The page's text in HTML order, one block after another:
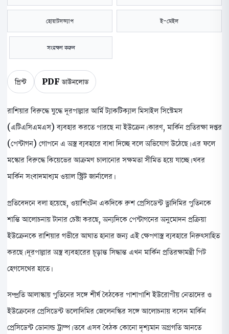
হোয়াটসঅ্যাপ ই-মেইল
সংরক্ষণ করুন
প্রিন্ট PDF ডাউনলোড
রাশিয়ার বিরুদ্ধে যুদ্ধে দূরপাল্লার আর্মি ট্যাকটিক্যাল মিসাইল সিস্টেমস
(এটিএসিএমএস) ব্যবহার করতে পারছে না ইউক্রেন। কারণ, মার্কিন প্রতিরক্ষা দপ্তর
(পেন্টাগন) গোপনে এ অস্ত্র ব্যবহারে বাধা দিচ্ছে বলে অভিযোগ উঠেছে। এর ফলে
মস্কোর বিরুদ্ধে কিয়েভের আক্রমণ চালানোর সক্ষমতা সীমিত হয়ে যাচ্ছে। খবর
মার্কিন সংবাদমাধ্যম ওয়াল স্ট্রিট জার্নালের।
প্রতিবেদনে বলা হয়েছে, ওয়াশিংটন একদিকে রুশ প্রেসিডেন্ট ভ্লাদিমির পুতিনকে
শান্তি আলোচনায় টানার চেষ্টা করছে, অন্যদিকে পেন্টাগনের অনুমোদন প্রক্রিয়া
ইউক্রেনকে রাশিয়ার গভীরে আঘাত হানার জন্য এই ক্ষেপণাস্ত্র ব্যবহারে নিরুৎসাহিত
করছে। দূরপাল্লার অস্ত্র ব্যবহারের চূড়ান্ত সিদ্ধান্ত এখন মার্কিন প্রতিরক্ষামন্ত্রী পিট
হেগসেথের হাতে।
সম্প্রতি আলাস্কায় পুতিনের সঙ্গে শীর্ষ বৈঠকের পাশাপাশি ইউরোপীয় নেতাদের ও
ইউক্রেনের প্রেসিডেন্ট ভলোদিমির জেলেনস্কির সঙ্গে আলোচনায় বসেন মার্কিন
প্রেসিডেন্ট ডোনাল্ড ট্রাম্প। তবে এসব বৈঠক কোনো দৃশ্যমান অগ্রগতি আনতে